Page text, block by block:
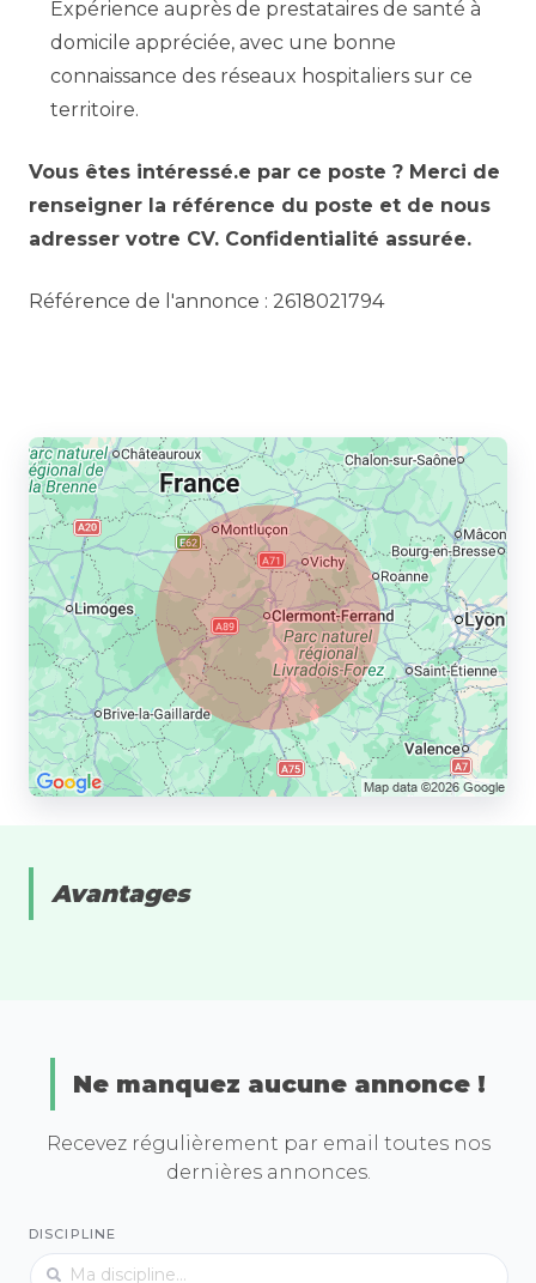
Expérience auprès de prestataires de santé à
domicile appréciée, avec une bonne
connaissance des réseaux hospitaliers sur ce
territoire.
Vous êtes intéressé.e par ce poste ? Merci de
renseigner la référence du poste et de nous
adresser votre CV. Confidentialité assurée.
Référence de l'annonce : 2618021794
Avantages
Ne manquez aucune annonce !
Recevez régulièrement par email toutes nos
dernières annonces.
DISCIPLINE